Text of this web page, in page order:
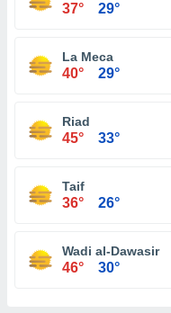
37° 29°
La Meca
40° 29°
Riad
45° 33°
Taif
36° 26°
Wadi al-Dawasir
46° 30°